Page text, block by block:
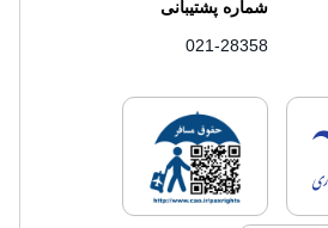
شماره پشتیبانی
021-28358
لایسنس های فروش سفرتاپلایسنس های